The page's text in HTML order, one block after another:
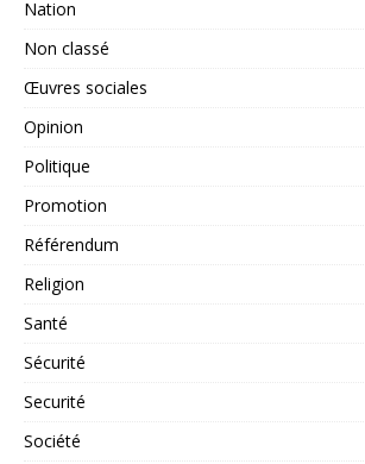
Nation
Non classé
Œuvres sociales
Opinion
Politique
Promotion
Référendum
Religion
Santé
Sécurité
Securité
Société